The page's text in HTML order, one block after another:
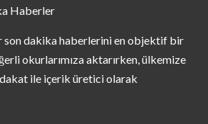
Haberler
son dakika haberlerini en objektif bir
okurlarımıza aktarırken, ülkemize
ile içerik üretici olarak